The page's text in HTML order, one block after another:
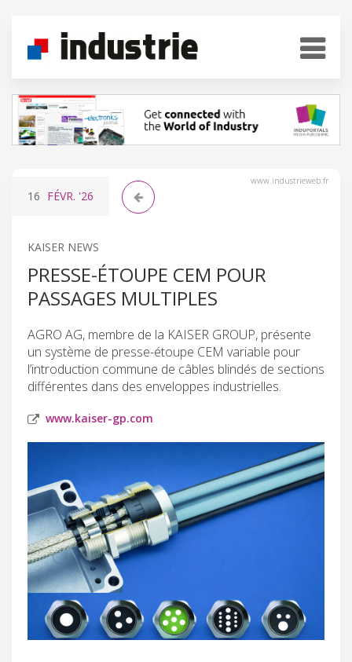
www.industrieweb.fr
16 FÉVR. '26
KAISER NEWS
PRESSE-ÉTOUPE CEM POUR
PASSAGES MULTIPLES
AGRO AG, membre de la KAISER GROUP, présente
un système de presse-étoupe CEM variable pour
l’introduction commune de câbles blindés de sections
différentes dans des enveloppes industrielles.
www.kaiser-gp.com